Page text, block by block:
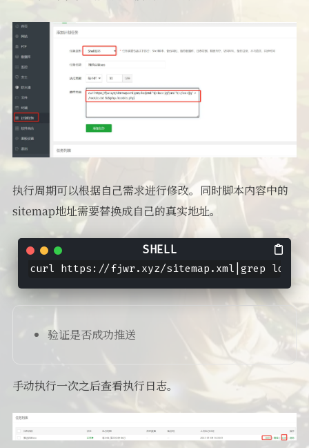
执行周期可以根据自己需求进行修改。同时脚本内容中的
sitemap地址需要替换成自己的真实地址。
curl https://fjwr.xyz/sitemap.xml|grep
验证是否成功推送
手动执行一次之后查看执行日志。